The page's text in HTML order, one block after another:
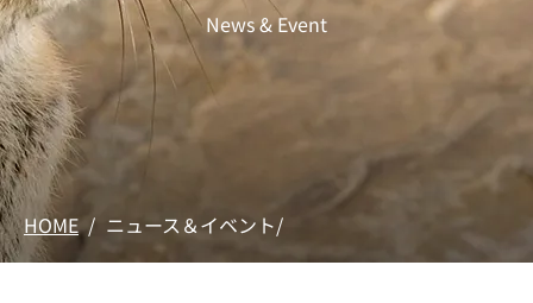
News & Event
HOME / ニュース＆イベント/